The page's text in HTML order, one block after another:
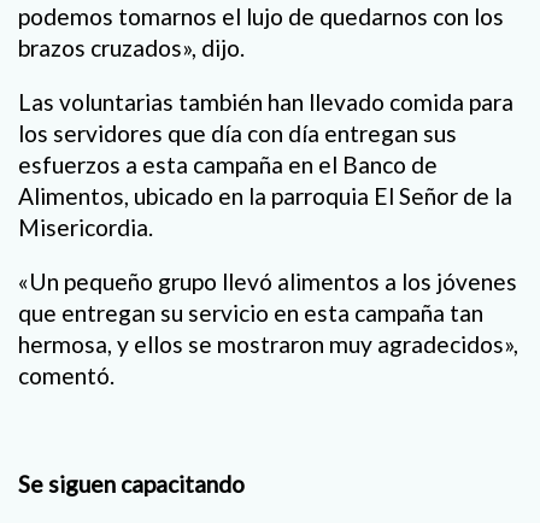
podemos tomarnos el lujo de quedarnos con los
brazos cruzados», dijo.
Las voluntarias también han llevado comida para
los servidores que día con día entregan sus
esfuerzos a esta campaña en el Banco de
Alimentos, ubicado en la parroquia El Señor de la
Misericordia.
«Un pequeño grupo llevó alimentos a los jóvenes
que entregan su servicio en esta campaña tan
hermosa, y ellos se mostraron muy agradecidos»,
comentó.
Se siguen capacitando